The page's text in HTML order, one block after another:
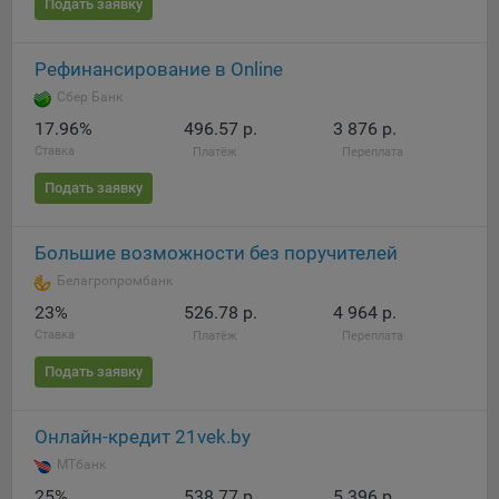
Яндекса рекламная сеть (Yandex Mobile Ads, ADFOX) -
Europe AG, Werftestrasse 4, CH-6005 Luzern, Switzerland.
Google Ads - сервис показа контекстной рекламы,
предоставляемый компанией Google Ireland Ltd, Gordon
House Barrow Street Dublin 4, D04E5W5 Ireland.
Сохранить по умолчанию
Подать заявку
Рефинансирование в Online
Сбер Банк
17.96%
Ставка
496.57 р.
Платёж
3 876 р.
Переплата
Подать заявку
Большие возможности без поручителей
Белагропромбанк
23%
Ставка
526.78 р.
Платёж
4 964 р.
Переплата
Подать заявку
Онлайн-кредит 21vek.by
МТбанк